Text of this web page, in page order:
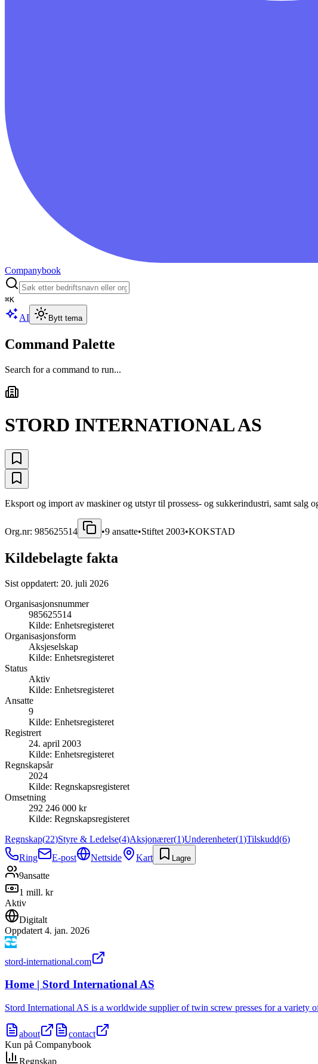
Companybook
⌘K
AI Bytt tema
Command Palette
Search for a command to run...
STORD INTERNATIONAL AS
Eksport og import av maskiner og utstyr til prossess- og sukkerindustri, samt salg
Org.nr: 985625514 •9 ansatte•Stiftet 2003•KOKSTAD
Kildebelagte fakta
Sist oppdatert: 20. juli 2026
Organisasjonsnummer
985625514
Kilde: Enhetsregisteret
Organisasjonsform
Aksjeselskap
Kilde: Enhetsregisteret
Status
Aktiv
Kilde: Enhetsregisteret
Ansatte
9
Kilde: Enhetsregisteret
Registrert
24. april 2003
Kilde: Enhetsregisteret
Regnskapsår
2024
Kilde: Regnskapsregisteret
Omsetning
292 246 000 kr
Kilde: Regnskapsregisteret
Regnskap(22)Styre & Ledelse(4)Aksjonærer(1)Underenheter(1)Tilskudd(6)
Ring
E-post Nettside Kart Lagre
9ansatte
1 mill. kr
Aktiv
Digitalt
Oppdatert 4. jan. 2026
stord-international.com
Home | Stord International AS
Stord International AS is a worldwide supplier of twin screw presses for a variety
about
contact
Kun på Companybook
Regnskap